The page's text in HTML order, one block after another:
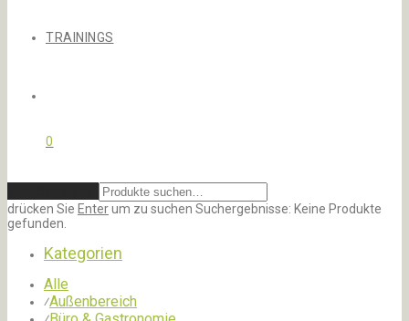
TRAININGS
0
drücken Sie Enterum zu suchen Suchergebnisse: Keine Produkte
gefunden.
Kategorien
Alle
⁄Außenbereich